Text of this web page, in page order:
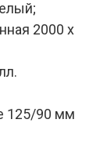
2000 х
125/90 мм